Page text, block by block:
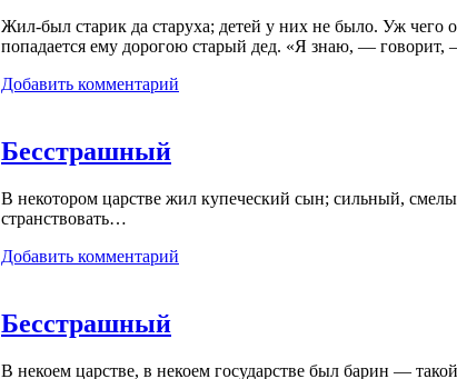
Жил-был старик да старуха; детей у них не было. Уж чего
попадается ему дорогою старый дед. «Я знаю, —
Добавить комментарий
Бесстрашный
В некотором царстве жил купеческий сын; сильный,
странствовать…
Добавить комментарий
Бесстрашный
В некоем царстве, в некоем государстве был барин —